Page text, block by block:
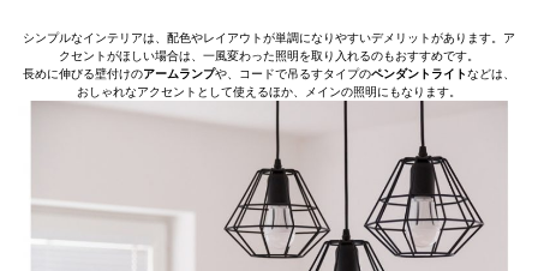
シンプルなインテリアは、配色やレイアウトが単調になりやすいデメリットがあります。ア
クセントがほしい場合は、一風変わった照明を取り入れるのもおすすめです。
長めに伸びる壁付けのアームランプや、コードで吊るすタイプのペンダントライトなどは、
おしゃれなアクセントとして使えるほか、メインの照明にもなります。